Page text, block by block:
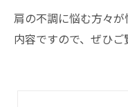
肩の不調に悩む方々
内容ですので、ぜひご